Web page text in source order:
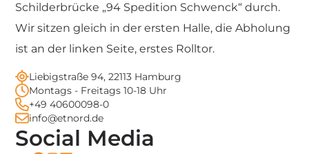
Schilderbrücke „94 Spedition Schwenck“ durch.
Wir sitzen gleich in der ersten Halle, die Abholung
ist an der linken Seite, erstes Rolltor.
Liebigstraße 94, 22113 Hamburg
Montags - Freitags 10-18 Uhr
+49 40600098-0
info@etnord.de
Social Media